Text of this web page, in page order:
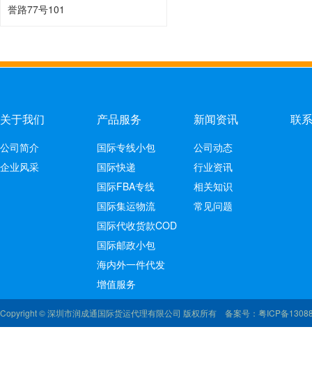
誉路77号101
关于我们
公司简介
企业风采
产品服务
国际专线小包
国际快递
国际FBA专线
国际集运物流
国际代收货款COD
国际邮政小包
海内外一件代发
增值服务
新闻资讯
公司动态
行业资讯
相关知识
常见问题
联
Copyright © 深圳市润成通国际货运代理有限公司 版权所有 备案号： 粤ICP备